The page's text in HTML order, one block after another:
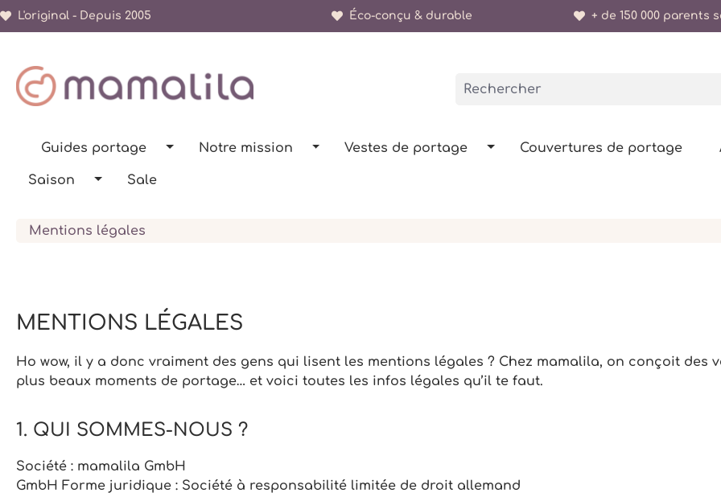
Passer à la navigation principale
L'original - Depuis 2005 Éco-conçu & durable + de 150 000 parents
Guides portage Notre mission Vestes de portage Couvertures de portage
Saison Sale
Mentions légales
MENTIONS LÉGALES
Ho wow, il y a donc vraiment des gens qui lisent les mentions légales ? Chez mamalila, on conçoit des
plus beaux moments de portage… et voici toutes les infos légales qu’il te faut.
1. QUI SOMMES-NOUS ?
Société : mamalila GmbH
GmbH Forme juridique : Société à responsabilité limitée de droit allemand